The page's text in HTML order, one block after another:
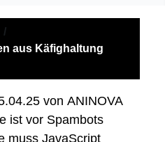
aus Käfighaltung
von ANINOVA
ist vor Spambots
muss JavaScript